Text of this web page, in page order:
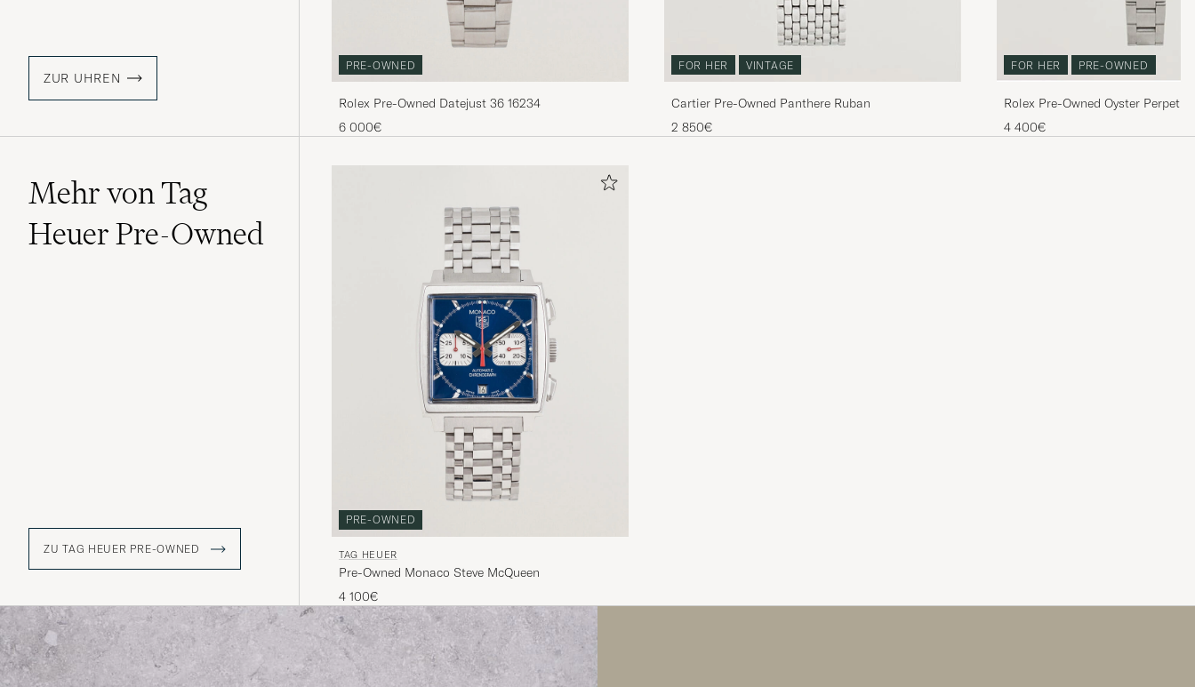
ZUR UHREN
PRE-OWNED
Rolex Pre-Owned Datejust 36 16234
6 000€
FOR HER VINTAGE
Cartier Pre-Owned Panthere Ruban
2 850€
FOR HER PRE-OWNED
Rolex Pre-Owned Oyster
4 400€
Mehr von Tag
Heuer Pre-Owned
ZU TAG HEUER PRE-OWNED
PRE-OWNED
TAG HEUER
Pre-Owned Monaco Steve McQueen
4 100€